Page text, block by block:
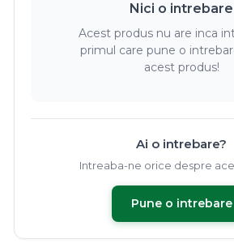
Nici o intrebare
Acest produs nu are inca
primul care pune o
acest produs!
Ai o intrebare?
Intreaba-ne orice despre
Pune o intrebare